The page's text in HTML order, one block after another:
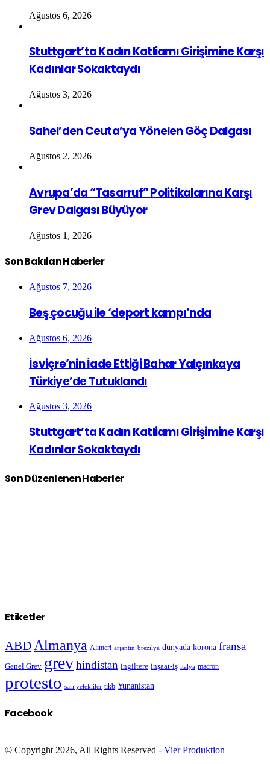
Ağustos 6, 2026
Stuttgart’ta Kadın Katliamı Girişimine Karşı
Kadınlar Sokaktaydı
Ağustos 3, 2026
Sahel’den Ceuta’ya Yönelen Göç Dalgası
Ağustos 2, 2026
Avrupa’da “Tasarruf” Politikalarına Karşı
Grev Dalgası Büyüyor
Ağustos 1, 2026
Son Bakılan Haberler
Ağustos 7, 2026
Beş çocuğu ile ‘deport kampı’nda
Ağustos 6, 2026
İsviçre’nin İade Ettiği Bahar Yalçınkaya
Türkiye’de Tutuklandı
Ağustos 3, 2026
Stuttgart’ta Kadın Katliamı Girişimine Karşı
Kadınlar Sokaktaydı
Son Düzenlenen Haberler
Etiketler
ABD Almanya Alınteri arjantin brezilya dünyada korona fransa
Genel Grev grevhindistan ingiltere inşaat-iş italya macron
protesto sarı yelekliler tikb Yunanistan
Facebook
© Copyright 2026, All Rights Reserved - Vier Produktion